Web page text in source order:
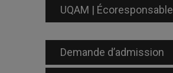
UQAM | Écoresponsable
Demande d’admission